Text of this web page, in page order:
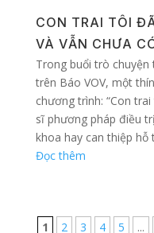
CON TRAI TÔI
VÀ VẪN CHƯA
Trong buổi trò chuyện
trên Báo VOV, một
chương trình: “Con
sĩ phương pháp điều
khoa hay can thiệp hỗ
Đọc thêm
1 2 3 4 5 ...